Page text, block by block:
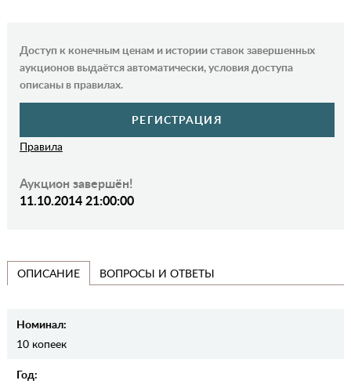
Доступ к конечным ценам и истории ставок завершенных
аукционов выдаётся автоматически, условия доступа
описаны в правилах.
РЕГИСТРАЦИЯ
Правила
Аукцион завершён!
11.10.2014 21:00:00
ОПИСАНИЕ ВОПРОСЫ И ОТВЕТЫ
Номинал:
10 копеек
Год: